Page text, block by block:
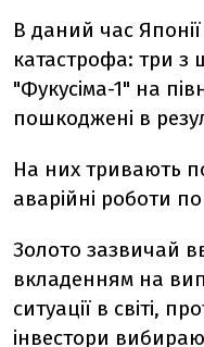
В даний час
катастрофа: три з
"Фукусіма-1" на
пошкоджені в
На них тривають
аварійні роботи
Золото зазвичай
вкладенням на
ситуації в світі,
інвестори